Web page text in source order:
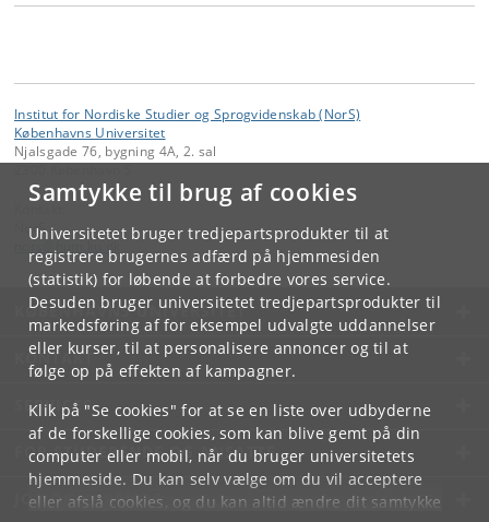
Samtykke til brug af cookies
Universitetet bruger tredjepartsprodukter til at
registrere brugernes adfærd på hjemmesiden
(statistik) for løbende at forbedre vores service.
Desuden bruger universitetet tredjepartsprodukter til
markedsføring af for eksempel udvalgte uddannelser
eller kurser, til at personalisere annoncer og til at
følge op på effekten af kampagner.
Klik på "Se cookies" for at se en liste over udbyderne
af de forskellige cookies, som kan blive gemt på din
computer eller mobil, når du bruger universitetets
hjemmeside. Du kan selv vælge om du vil acceptere
eller afslå cookies, og du kan altid ændre dit samtykke
Institut for Nordiske Studier og Sprogvidenskab (NorS)
Københavns Universitet
Njalsgade 76, bygning 4A, 2. sal
NorS
KØBENHAVNS UNIVERSITET
KONTAKT
SERVICES
FOR STUDERENDE OG ANSATTE
JOB OG KARRIERE